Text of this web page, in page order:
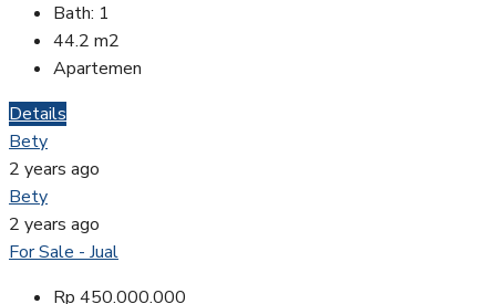
Bath: 1
44.2 m2
Apartemen
Details
Bety
2 years ago
Bety
2 years ago
For Sale - Jual
Rp 450.000.000